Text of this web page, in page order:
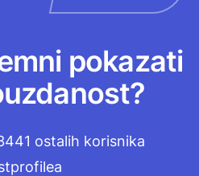
pokazati
ostalih korisnika